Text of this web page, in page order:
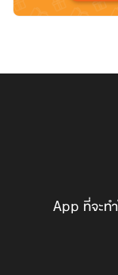
App ที่จะท